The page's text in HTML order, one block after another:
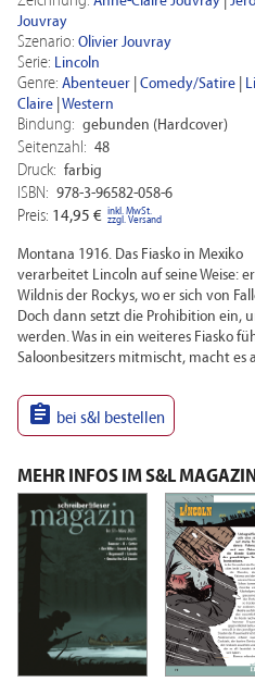
Jouvray
Szenario: Olivier Jouvray
Serie: Lincoln
Genre: Abenteuer Comedy/Satire
Claire Western
Bindung: gebunden (Hardcover)
Seitenzahl: 48
Druck: farbig
ISBN: 978-3-96582-058-6
Preis: 14,95 € inkl. MwSt.
zzgl. Versand
Montana 1916. Das Fiasko in Mexiko
verarbeitet Lincoln auf seine Weise:
Wildnis der Rockys, wo er sich von
Doch dann setzt die Prohibition ein,
werden. Was in ein weiteres Fiasko
Saloonbesitzers mitmischt, macht es
 bei s&l bestellen
MEHR INFOS IM S&L MAGAZIN